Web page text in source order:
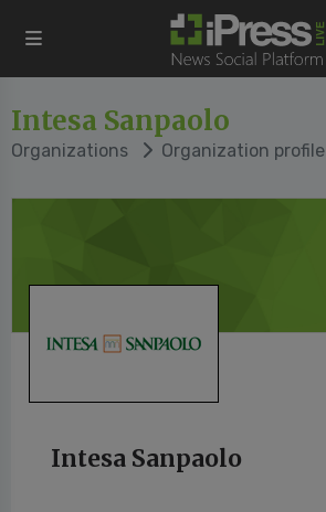
Intesa Sanpaolo
Organizations Organization profile
Intesa Sanpaolo